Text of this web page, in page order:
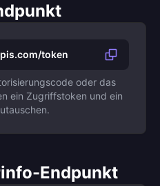
token
oder das
ein Zugriffstoken und ein
Endpunkt